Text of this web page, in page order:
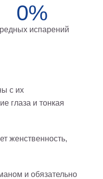
0%
испарений
с их
глаза и тонкая
женственность,
и обязательно